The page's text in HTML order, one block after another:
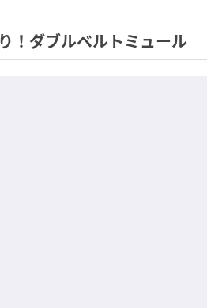
！ダブルベルトミュール